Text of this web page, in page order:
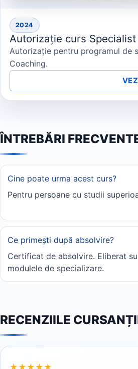
2024
Autorizație curs
Autorizație pentru programul de
Coaching.
ÎNTREBĂRI
Cine poate urma acest curs?
Pentru persoane cu studii
Ce primești după absolvire?
Certificat de absolvire. Eliberat
modulele de specializare.
RECENZIILE